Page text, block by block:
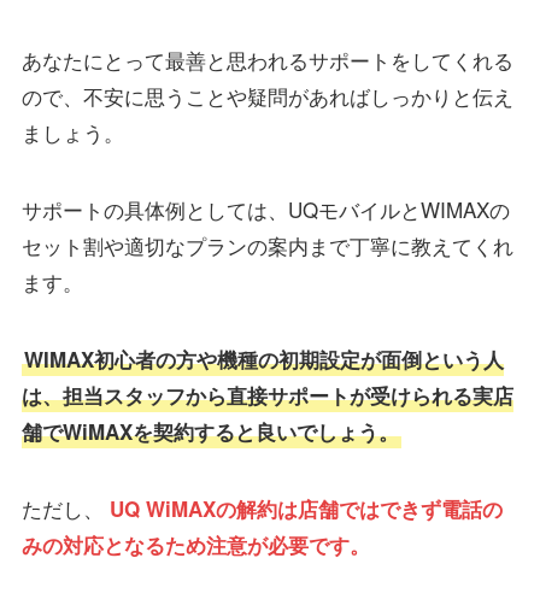
あなたにとって最善と思われるサポートをしてくれる
ので、不安に思うことや疑問があればしっかりと伝え
ましょう。
サポートの具体例としては、UQモバイルとWIMAXの
セット割や適切なプランの案内まで丁寧に教えてくれ
ます。
WIMAX初心者の方や機種の初期設定が面倒という人
は、担当スタッフから直接サポートが受けられる実店
舗でWiMAXを契約すると良いでしょう。
ただし、 UQ WiMAXの解約は店舗ではできず電話の
みの対応となるため注意が必要です。